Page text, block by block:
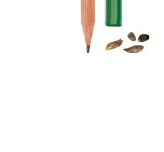
Büyütmek için tıklayın